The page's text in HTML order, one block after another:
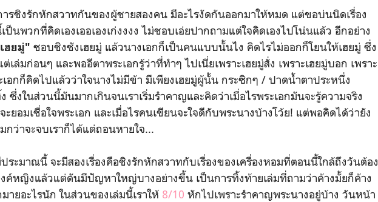
รักหักสวาทกันของผู้ชายสองคน มีอะไรงัดกันออกมาให้หมด แต่ขอบ่นนิดเรื่อง
ป็นพวกที่คิดเองเออเองเก่งงงง ไม่ชอบเอ่ยปากถามแต่ใจคิดเองไปโน่นแล้ว อีกอย่าง
ฮยมู่" ชอบชิงชังเฮยมู่ แล้วนางเอกก็เป็นคนแบบนั้นไง คิดไรไม่ออกก็โยนให้เฮยมู่ ซึ่ง
ล่มก่อนๆ และพออีตาพระเอกรู้ว่าที่ทำๆ ไปเนี่ยเพราะเฮยมู่สั่ง เพราะเฮยมู่บอก เพราะ
เอกก็คิดไปแล้วว่าใจนางไม่มีข้า มีเพียงเฮยมู่ผู้นั้น กระซิกๆ / ปาดน้ำตาประหนึ่ง
ซึ่งในส่วนนี้มันมากเกินจนเราเริ่มรำคาญและคิดว่าเมื่อไรพระเอกมันจะรู้ความจริง
ะยอมเชื่อใจพระเอก และเมื่อไรคนเขียนจะใจดีกับพระนางบ้างโว้ย! แต่พอคิดได้ว่ายัง
กว่าจะจบเราก็ได้แต่ถอนหายใจ...
าณนี้ จะมีสองเรื่องคือชิงรักหักสวาทกับเรื่องของเครื่องหอมที่ตอนนี้ใกล้ถึงวันต้อง
งค์หญิงแล้วแต่ดันมีปัญหาใหญ่บางอย่างขึ้น เป็นการทิ้งท้ายเล่มที่ถามว่าค้างมั้ยก็ค้าง
ายอะไรนัก ในส่วนของเล่มนี้เราให้ 8/10 หักไปเพราะรำคาญพระนางอยู่บ้าง วันหน้า